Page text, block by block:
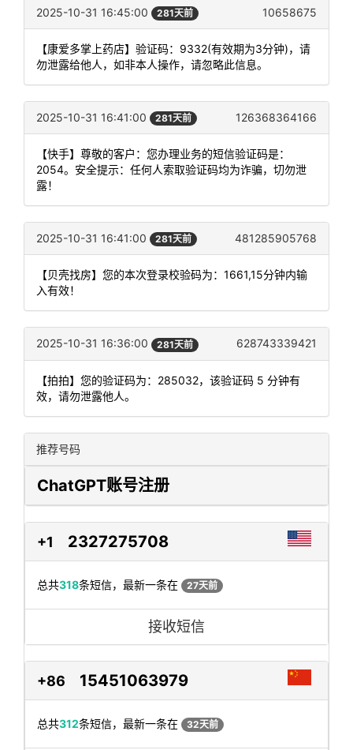
2025-10-31 16:45:00 281天前 10658675
【康爱多掌上药店】验证码：9332(有效期为3分钟)，请
勿泄露给他人，如非本人操作，请忽略此信息。
2025-10-31 16:41:00 281天前 126368364166
【快手】尊敬的客户：您办理业务的短信验证码是：
2054。安全提示：任何人索取验证码均为诈骗，切勿泄
露！
2025-10-31 16:41:00 281天前 481285905768
【贝壳找房】您的本次登录校验码为：1661,15分钟内输
入有效！
2025-10-31 16:36:00 281天前 628743339421
【拍拍】您的验证码为：285032，该验证码 5 分钟有
效，请勿泄露他人。
推荐号码
ChatGPT账号注册
+1 2327275708
总共318条短信，最新一条在 27天前
接收短信
+86 15451063979
总共312条短信，最新一条在 32天前